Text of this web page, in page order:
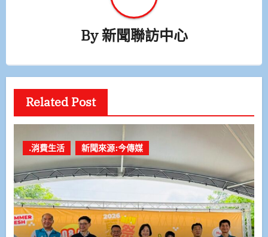
By新聞聯訪中心
Related Post
.消費生活 新聞來源:今傳媒